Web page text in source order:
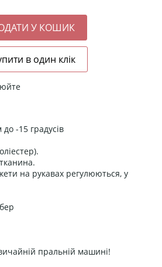
-15 градусів
на рукавах регулюються, у
пральній машині!